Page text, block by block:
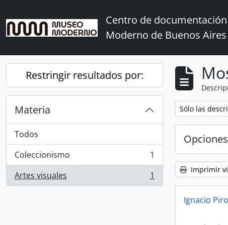
Centro de
Moderno de Buenos Aires
Restringir resultados por:
Materia
Todos
Coleccionismo
, 1 resultados
1
Artes visuales
, 1 resultados 1
Remove filter:
Sólo las
Imprimir
Ignacio